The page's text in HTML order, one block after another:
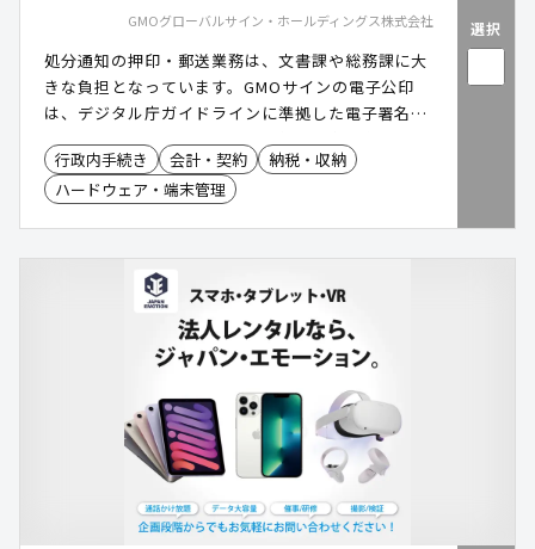
GMOグローバルサイン・ホールディングス株式会社
処分通知の押印・郵送業務は、文書課や総務課に大
きな負担となっています。GMOサインの電子公印
は、デジタル庁ガイドラインに準拠した電子署名に
より、首長印を含む公印の電子化を安全に実現しま
す。LGPKIの課題を解消しつつ、既存システムとの
連携やリモート署名にも対応。文書交付の効率化を
行政内手続き 会計・契約
納税・収納
ハードウェア・端末管理
選択